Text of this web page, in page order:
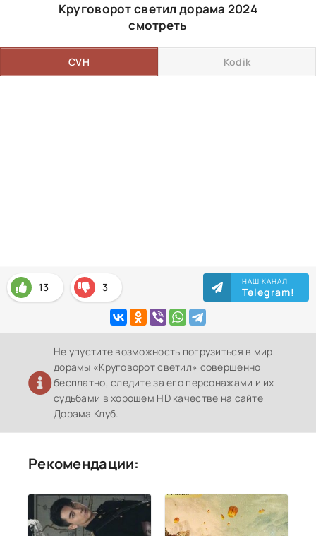
Круговорот светил дорама 2024
смотреть
CVH Kodik
13 3 НАШ КАНАЛ
Telegram!
Не упустите возможность погрузиться в мир
дорамы «Круговорот светил» совершенно
бесплатно, следите за его персонажами и их
судьбами в хорошем HD качестве на сайте
Дорама Клуб.
Рекомендации: